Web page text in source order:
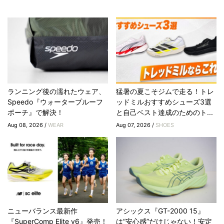
ランニング後の濡れたウェア、
Speedo『ウォータープルーフ
ポーチ』で解決！
Aug 08, 2026 / WEAR
猛暑の夏こそジムで走る！トレ
ッドミルおすすめシューズ3選
と自己ベスト達成のためのト...
Aug 07, 2026 / SHOES
ニューバランス最新作
『SuperComp Elite v6』発売！
アシックス『GT-2000 15』
は“安心感”だけじゃない！安定